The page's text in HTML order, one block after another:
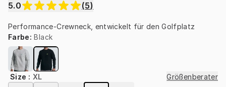
5.0
(5)
Performance-Crewneck, entwickelt für den Golfplatz
Farbe: Black
Size : XL
Größenberater